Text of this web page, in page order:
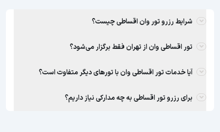
شرایط رزرو تور وان اقساطی چیست؟
تور اقساطی وان از تهران فقط برگزار می‌شود؟
آیا خدمات تور اقساطی وان با تورهای دیگر متفاوت است؟
برای رزرو تور اقساطی به چه مدارکی نیاز داریم؟